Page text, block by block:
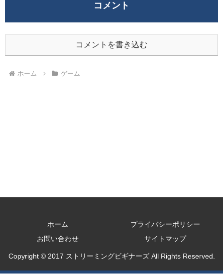
コメント
コメントを書き込む
ホーム ゲーム
ホーム
プライバシーポリシー
お問い合わせ
サイトマップ
Copyright © 2017 ストリーミングビギナーズ All Rights Reserved.